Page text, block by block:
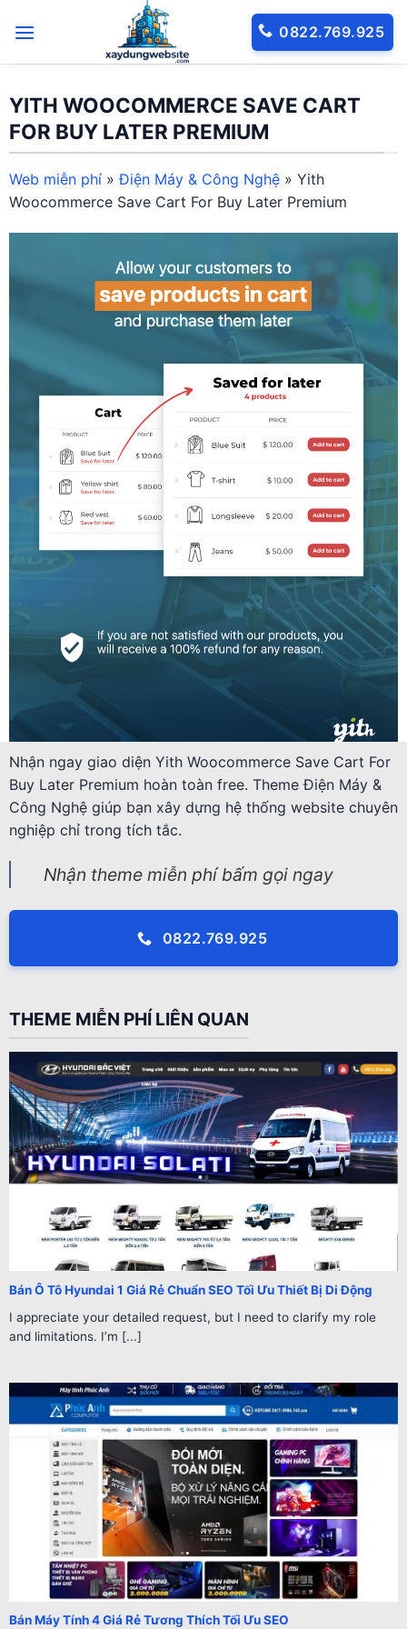
qua
0822.769.925
YITH WOOCOMMERCE SAVE CART
FOR BUY LATER PREMIUM
Web miễn phí »Điện Máy & Công Nghệ » Yith
Woocommerce Save Cart For Buy Later Premium
Nhận ngay giao diện Yith Woocommerce Save Cart For
Buy Later Premium hoàn toàn free. Theme Điện Máy &
Công Nghệ giúp bạn xây dựng hệ thống website chuyên
nghiệp chỉ trong tích tắc.
Nhận theme miễn phí bấm gọi ngay
0822.769.925
THEME MIỄN PHÍ LIÊN QUAN
Bán Ô Tô Hyundai 1 Giá Rẻ Chuẩn SEO Tối Ưu Thiết Bị Di Động
I appreciate your detailed request, but I need to clarify my role
and limitations. I’m [...]
Bán Máy Tính 4 Giá Rẻ Tương Thích Tối Ưu SEO